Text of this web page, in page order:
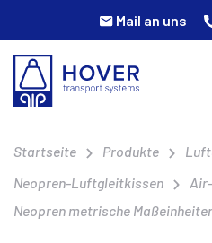
Mail an uns
Startseite Produkte
Neopren-Luftgleitkissen
Neopren metrische